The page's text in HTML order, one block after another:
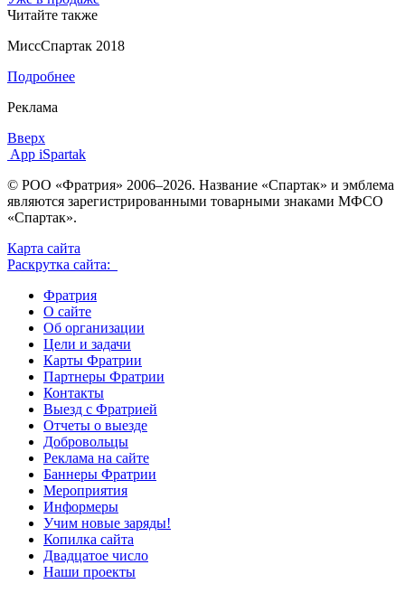
Читайте также
МиссСпартак 2018
Подробнее
Реклама
Вверх
App iSpartak
© РОО «Фратрия» 2006–2026. Название «Спартак» и эмблема
являются зарегистрированными товарными знаками МФСО
«Спартак».
Карта сайта
Раскрутка сайта:
Фратрия
О сайте
Об организации
Цели и задачи
Карты Фратрии
Партнеры Фратрии
Контакты
Выезд с Фратрией
Отчеты о выезде
Добровольцы
Реклама на сайте
Баннеры Фратрии
Мероприятия
Информеры
Учим новые заряды!
Копилка сайта
Двадцатое число
Наши проекты